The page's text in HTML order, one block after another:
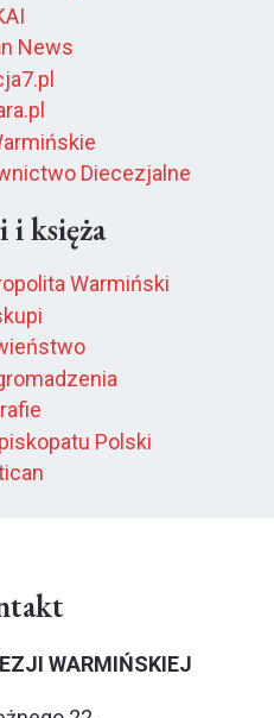
News
Diecezjalne
i księża
Warmiński
Polski
WARMIŃSKIEJ